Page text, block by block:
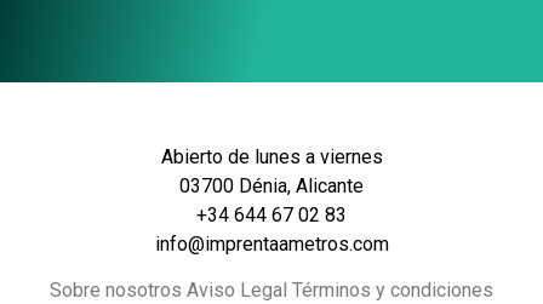
Abierto de lunes a viernes
03700 Dénia, Alicante
+34 644 67 02 83
info@imprentaametros.com
Sobre nosotros Aviso Legal Términos y condiciones